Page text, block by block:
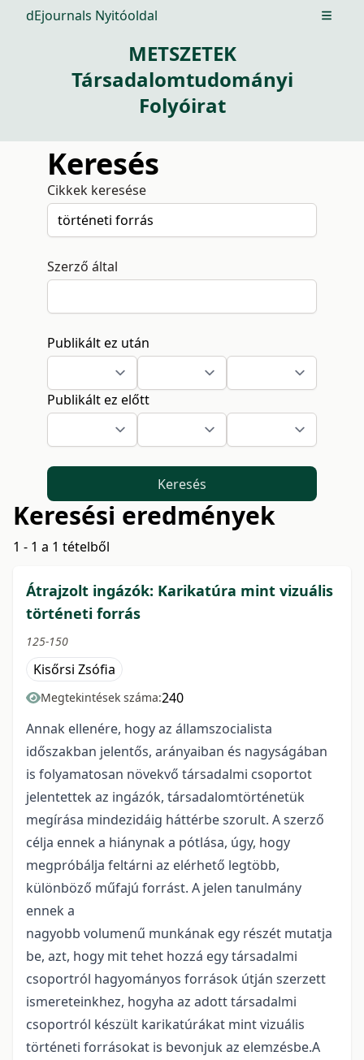
dEjournals Nyitóoldal Open
METSZETEK
Társadalomtudományi
Folyóirat
Keresés
Cikkek keresése
Szerző által
Publikált ez után
Publikált ez előtt
Keresés
Keresési eredmények
1 - 1 a 1 tételből
Átrajzolt ingázók: Karikatúra mint vizuális
történeti forrás
125-150
Kisőrsi Zsófia
Megtekintések száma:240
Annak ellenére, hogy az államszocialista
időszakban jelentős, arányaiban és nagyságában
is folyamatosan növekvő társadalmi csoportot
jelentettek az ingázók, társadalomtörténetük
megírása mindezidáig háttérbe szorult. A szerző
célja ennek a hiánynak a pótlása, úgy, hogy
megpróbálja feltárni az elérhető legtöbb,
különböző műfajú forrást. A jelen tanulmány
ennek a
nagyobb volumenű munkának egy részét mutatja
be, azt, hogy mit tehet hozzá egy társadalmi
csoportról hagyományos források útján szerzett
ismereteinkhez, hogyha az adott társadalmi
csoportról készült karikatúrákat mint vizuális
történeti forrásokat is bevonjuk az elemzésbe.A